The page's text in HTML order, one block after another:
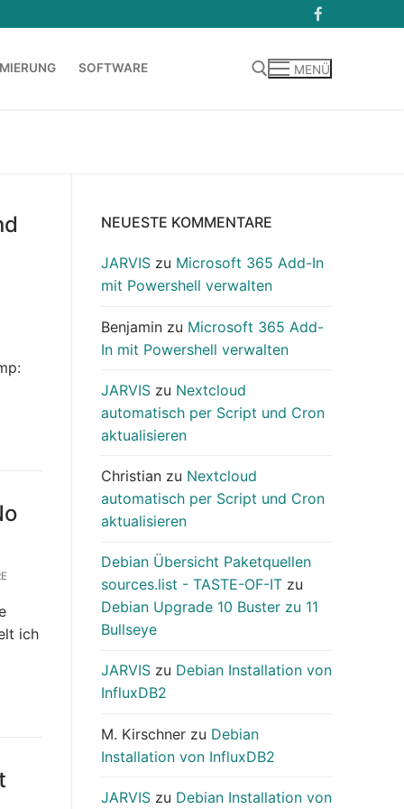
SOFTWARE MENÜ
ich
NEUESTE KOMMENTARE
JARVIS zu Microsoft 365 Add-In
mit Powershell verwalten
Benjamin zu Microsoft 365 Add-
In mit Powershell verwalten
JARVIS zu Nextcloud
automatisch per Script und Cron
aktualisieren
Christian zu Nextcloud
automatisch per Script und Cron
aktualisieren
Debian Übersicht Paketquellen
sources.list - TASTE-OF-IT zu
Debian Upgrade 10 Buster zu 11
Bullseye
JARVIS zu Debian Installation von
InfluxDB2
M. Kirschner zu Debian
Installation von InfluxDB2
JARVIS zu Debian Installation von